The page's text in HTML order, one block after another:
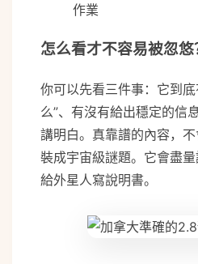
作業
怎么看才不容易被忽悠
你可以先看三件事：它到
么”、有沒有給出穩定的信
講明白。真靠譜的內容，
裝成宇宙級謎題。它會盡
給外星人寫說明書。